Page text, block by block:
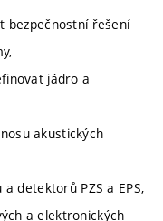
bezpečnostní řešení
jádro a
akustických
detektorů PZS a EPS,
a elektronických